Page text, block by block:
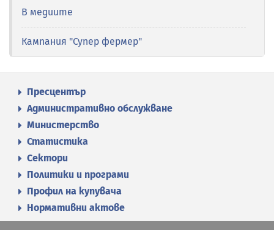
В медиите
Кампания "Супер фермер"
Пресцентър
Административно обслужване
Министерство
Статистика
Сектори
Политики и програми
Профил на купувача
Нормативни актове